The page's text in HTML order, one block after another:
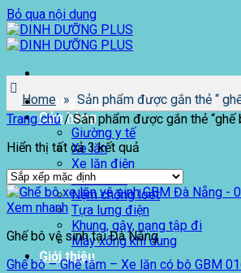
Bỏ qua nội dung
Trang chủ
Cửa hàng
Giường y tế
Xe lăn
Xe lăn điện
Xe lăn lắc
Nệm chống loét
Tựa lưng điện
Khung, gậy, nạng tập đi
Máy xông khí dung
Giới thiệu
Home » Sản phẩm được gắn thẻ “
Trang chủ /Sản phẩm được gắn thẻ “ghế
Hiển thị tất cả 3 kết quả
Xem nhanh
Ghế bô vệ sinh tại Đà Nẵng
Ghế bô – Ghế tắm – Xe lăn có bô GBM